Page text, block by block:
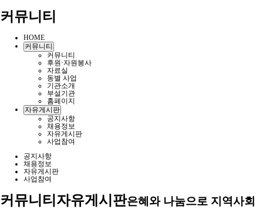
커뮤니티
HOME
커뮤니티
커뮤니티
후원·자원봉사
자료실
동별 사업
기관소개
부설기관
홈페이지
자유게시판
공지사항
채용정보
자유게시판
사업참여
공지사항
채용정보
자유게시판
사업참여
커뮤니티 자유게시판은혜와 나눔으로 지역사회